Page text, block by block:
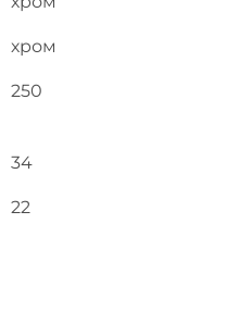
хром
250
34
22